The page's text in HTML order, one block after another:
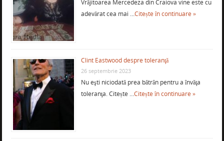
Vrăjitoarea Mercedeza din Craiova vine este cu
adevărat cea mai …Citește în continuare »
Clint Eastwood despre toleranţă
26 septembrie 2023
Nu eşti niciodată prea bătrân pentru a învăţa
toleranţa. Citește …Citește în continuare »